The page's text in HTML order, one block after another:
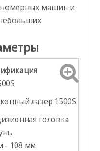
машин и
лазер 1500S
головка
- 108 мм